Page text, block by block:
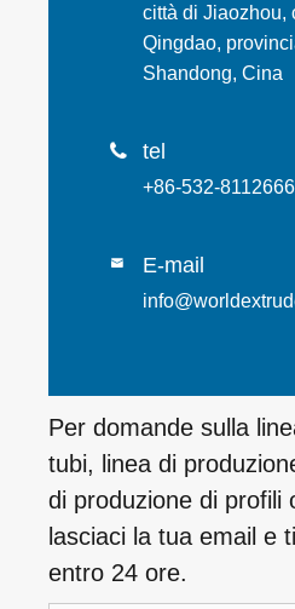
città di Jiaozhou,
Qingdao,
Shandong, Cina
 tel
+86-532-
 E-mail
Per domande sulla
tubi, linea di
di produzione di profili
lasciaci la tua email e
entro 24 ore.